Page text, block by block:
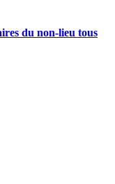
du non-lieu tous